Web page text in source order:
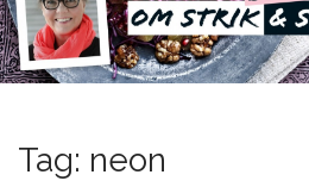
n
m
e
u
p
t
o
n
Tag: neon